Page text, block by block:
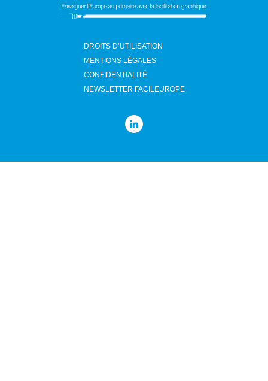
DROITS D’UTILISATION
MENTIONS LÉGALES
CONFIDENTIALITÉ
NEWSLETTER FACILEUROPE